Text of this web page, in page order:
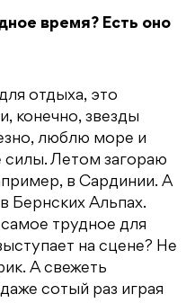
время? Есть оно
отдыха, это
конечно, звезды
люблю море и
силы. Летом загораю
в Сардинии. А
Бернских Альпах.
трудное для
на сцене? Не
А свежеть
сотый раз играя